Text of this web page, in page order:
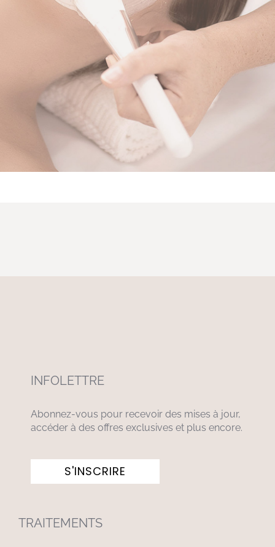
INFOLETTRE
Abonnez-vous pour recevoir des mises à jour,
accéder à des offres exclusives et plus encore.
S'INSCRIRE
TRAITEMENTS